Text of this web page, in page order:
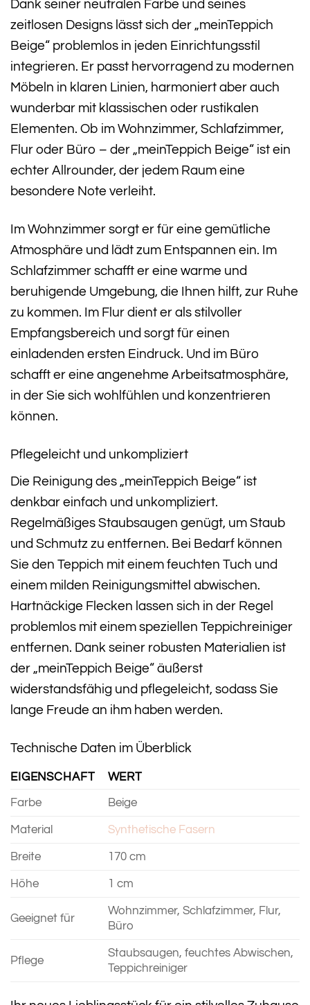
Dank seiner neutralen Farbe und seines
zeitlosen Designs lässt sich der „meinTeppich
Beige“ problemlos in jeden Einrichtungsstil
integrieren. Er passt hervorragend zu modernen
Möbeln in klaren Linien, harmoniert aber auch
wunderbar mit klassischen oder rustikalen
Elementen. Ob im Wohnzimmer, Schlafzimmer,
Flur oder Büro – der „meinTeppich Beige“ ist ein
echter Allrounder, der jedem Raum eine
besondere Note verleiht.
Im Wohnzimmer sorgt er für eine gemütliche
Atmosphäre und lädt zum Entspannen ein. Im
Schlafzimmer schafft er eine warme und
beruhigende Umgebung, die Ihnen hilft, zur Ruhe
zu kommen. Im Flur dient er als stilvoller
Empfangsbereich und sorgt für einen
einladenden ersten Eindruck. Und im Büro
schafft er eine angenehme Arbeitsatmosphäre,
in der Sie sich wohlfühlen und konzentrieren
können.
Pflegeleicht und unkompliziert
Die Reinigung des „meinTeppich Beige“ ist
denkbar einfach und unkompliziert.
Regelmäßiges Staubsaugen genügt, um Staub
und Schmutz zu entfernen. Bei Bedarf können
Sie den Teppich mit einem feuchten Tuch und
einem milden Reinigungsmittel abwischen.
Hartnäckige Flecken lassen sich in der Regel
problemlos mit einem speziellen Teppichreiniger
entfernen. Dank seiner robusten Materialien ist
der „meinTeppich Beige“ äußerst
widerstandsfähig und pflegeleicht, sodass Sie
lange Freude an ihm haben werden.
Technische Daten im Überblick
EIGENSCHAFT WERT
Farbe Beige
Material Synthetische Fasern
Breite 170 cm
Höhe 1 cm
Geeignet für
Wohnzimmer, Schlafzimmer, Flur,
Büro
Pflege
Staubsaugen, feuchtes Abwischen,
Teppichreiniger